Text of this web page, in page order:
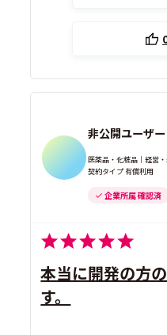
非公開ユーザー
医薬品・化粧品｜経営
契約タイプ 有償利用
企業所属 確認済
本当に開発の方
す。